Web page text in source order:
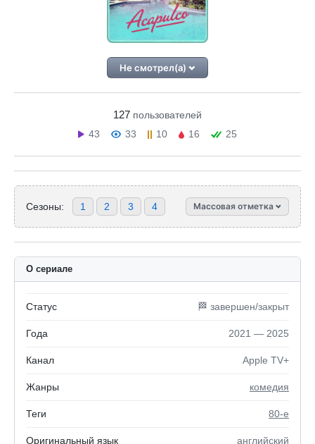
Не смотрел(а)
127 пользователей
43
33 10 16 25
Сезоны: 1 2 3 4 Массовая отметка
О сериале
Статус 🏁 завершен/закрыт
Года 2021 — 2025
Канал Apple TV+
Жанры комедия
Теги 80-е
Оригинальный язык английский